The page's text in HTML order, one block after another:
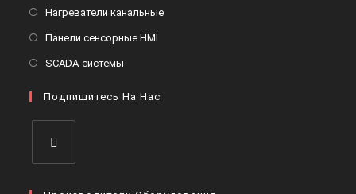
вкладке
вкладке
Нагреватели канальныеОткроется
Панели сенсорные HMI
вкладке
SCADA-системы
новой
Подпишитесь На Нас